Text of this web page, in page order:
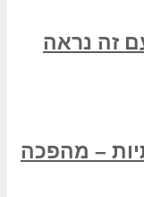
זה נראה
– מהפכה